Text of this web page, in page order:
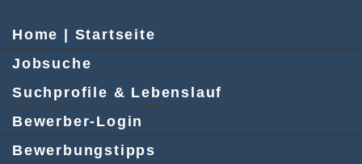
Home | Startseite
Jobsuche
Suchprofile & Lebenslauf
Bewerber-Login
Bewerbungstipps